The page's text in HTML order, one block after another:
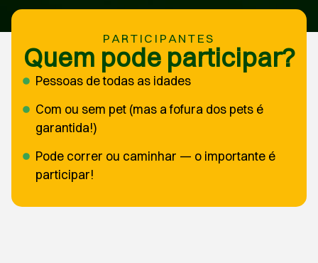
PARTICIPANTES
Quem pode participar?
Pessoas de todas as idades
Com ou sem pet (mas a fofura dos pets é
garantida!)
Pode correr ou caminhar — o importante é
participar!